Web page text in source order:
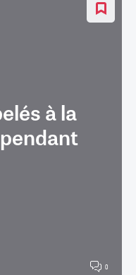
à la
0